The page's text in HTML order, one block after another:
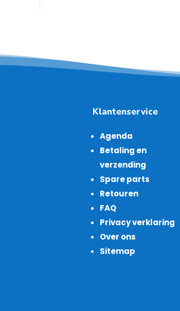
Klantenservice
Agenda
Betaling en
verzending
Spare parts
Retouren
FAQ
Privacy verklaring
Over ons
Sitemap